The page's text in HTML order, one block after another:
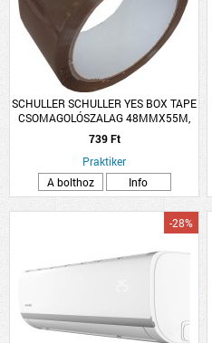
SCHULLER SCHULLER YES BOX TAPE
CSOMAGOLÓSZALAG 48MMX55M,
BARNA
739 Ft
Praktiker
A bolthoz
Info
-28%